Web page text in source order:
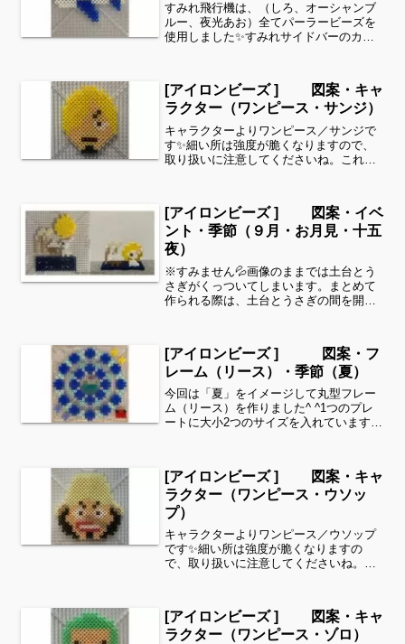
すみれ飛行機は、（しろ、オーシャンブ
ルー、夜光あお）全てパーラービーズを
使用しました✨すみれサイドバーのカテ
りましたら、他の図案もぜひ覗いてみて
ください^ ^乗り物シリ...
[アイロンビーズ ] 図案・キャ
ラクター（ワンピース・サンジ）
キャラクターよりワンピース／サンジで
す✨細い所は強度が脆くなりますので、
取り扱いに注意してくださいね。これく
い時は、ある程度の形を先に作ってあげ
て、「○色だけ埋めてみて...
[アイロンビーズ ] 図案・イベ
ント・季節（９月・お月見・十五
夜）
※すみません💦画像のままでは土台とう
さぎがくっついてしまいます。まとめて
作られる際は、土台とうさぎの間を開け
シュマロ、クリーム、きいろ、しろ、さ
くらいろ、くろ）全てパー...
[アイロンビーズ ] 図案・フ
レーム（リース）・季節（夏）
今回は「夏」をイメージして丸型フレー
ム（リース）を作りました^ ^1つのプレ
ートに大小2つのサイズを入れています。
をイメージしました。接着剤については
こちらをご参考...
[アイロンビーズ ] 図案・キャ
ラクター（ワンピース・ウソッ
プ）
キャラクターよりワンピース／ウソップ
です✨細い所は強度が脆くなりますの
で、取り扱いに注意してくださいね。こ
難しい時は、ある程度の形を先に作って
あげて、「○色だけ埋めてみ...
[アイロンビーズ ] 図案・キャ
ラクター（ワンピース・ゾロ）